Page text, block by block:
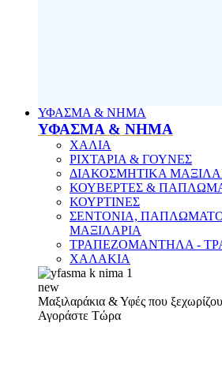
ΥΦΑΣΜΑ & ΝΗΜΑ
ΥΦΑΣΜΑ & ΝΗΜΑ
ΧΑΛΙΑ
ΡΙΧΤΑΡΙΑ & ΓΟΥΝΕΣ
ΔΙΑΚΟΣΜΗΤΙΚΑ
ΚΟΥΒΕΡΤΕΣ &
ΚΟΥΡΤΙΝΕΣ
ΣΕΝΤΟΝΙΑ,
ΜΑΞΙΛΑΡΙΑ
ΤΡΑΠΕΖΟΜΑΝΤΗΛΑ -
ΧΑΛΑΚΙΑ
new
Μαξιλαράκια & Υφές που
Αγοράστε Τώρα